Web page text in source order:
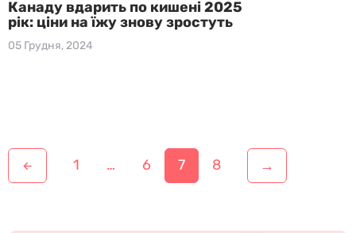
Канаду вдарить по кишені 2025
рік: ціни на їжу знову зростуть
05 Грудня, 2024
а
← 1 … 6 7 8 →